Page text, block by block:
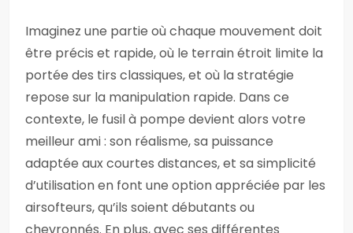
Imaginez une partie où chaque mouvement doit
être précis et rapide, où le terrain étroit limite la
portée des tirs classiques, et où la stratégie
repose sur la manipulation rapide. Dans ce
contexte, le fusil à pompe devient alors votre
meilleur ami : son réalisme, sa puissance
adaptée aux courtes distances, et sa simplicité
d’utilisation en font une option appréciée par les
airsofteurs, qu’ils soient débutants ou